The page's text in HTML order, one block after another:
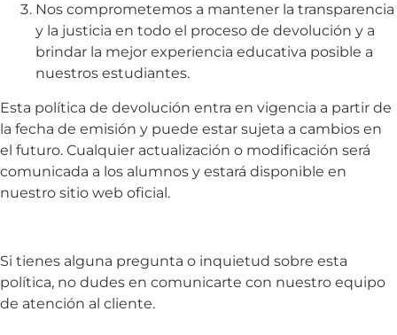
Nos comprometemos a mantener la transparencia
y la justicia en todo el proceso de devolución y a
brindar la mejor experiencia educativa posible a
nuestros estudiantes.
Esta política de devolución entra en vigencia a partir de
la fecha de emisión y puede estar sujeta a cambios en
el futuro. Cualquier actualización o modificación será
comunicada a los alumnos y estará disponible en
nuestro sitio web oficial.
Si tienes alguna pregunta o inquietud sobre esta
política, no dudes en comunicarte con nuestro equipo
de atención al cliente.